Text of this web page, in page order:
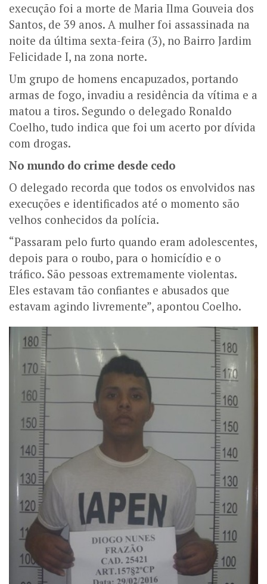
execução foi a morte de Maria Ilma Gouveia dos
Santos, de 39 anos. A mulher foi assassinada na
noite da última sexta-feira (3), no Bairro Jardim
Felicidade I, na zona norte.
Um grupo de homens encapuzados, portando
armas de fogo, invadiu a residência da vítima e a
matou a tiros. Segundo o delegado Ronaldo
Coelho, tudo indica que foi um acerto por dívida
com drogas.
No mundo do crime desde cedo
O delegado recorda que todos os envolvidos nas
execuções e identificados até o momento são
velhos conhecidos da polícia.
“Passaram pelo furto quando eram adolescentes,
depois para o roubo, para o homicídio e o
tráfico. São pessoas extremamente violentas.
Eles estavam tão confiantes e abusados que
estavam agindo livremente”, apontou Coelho.